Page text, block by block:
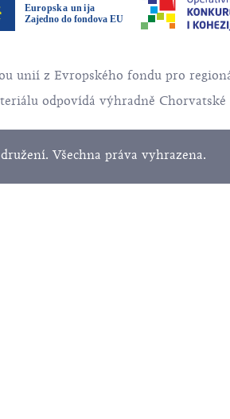
unií z Evropského fondu pro
odpovídá výhradně
Všechna práva vyhrazena.